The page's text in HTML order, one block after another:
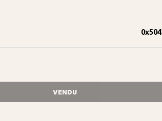
VENDU